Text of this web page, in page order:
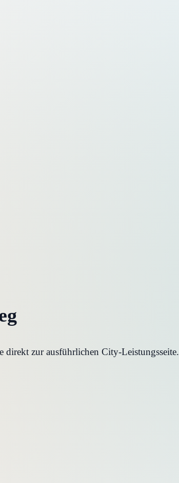
direkt zur ausführlichen City-Leistungsseite.